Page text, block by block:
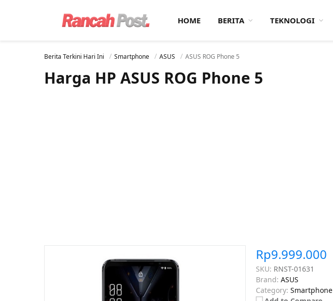
HOME BERITA TEKNOLOGI
Berita Terkini Hari Ini Smartphone ASUS ASUS ROG Phone 5
Harga HP ASUS ROG Phone 5
Rp9.999.000
SKU: RNST-01631
Brand: ASUS
Category: Smartphone